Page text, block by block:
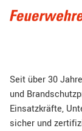
Seit über 30
und
Einsatzkräfte,
sicher und